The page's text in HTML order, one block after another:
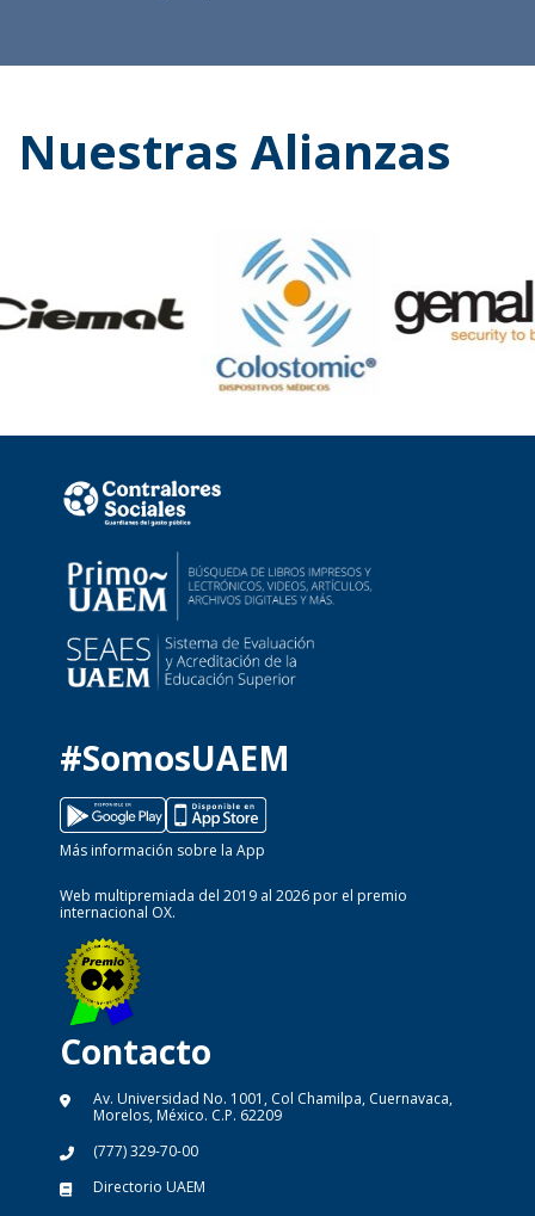
Nuestras Alianzas
#SomosUAEM
Más información sobre la App
Web multipremiada del 2019 al 2026 por el premio
internacional OX.
Contacto
Av. Universidad No. 1001, Col Chamilpa, Cuernavaca,
Morelos, México. C.P. 62209
(777) 329-70-00
Directorio UAEM